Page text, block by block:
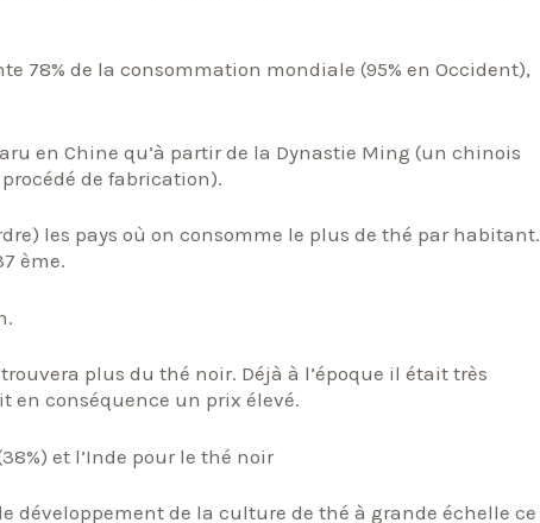
78% de la consommation mondiale (95% en Occident),
en Chine qu’à partir de la Dynastie Ming (un chinois
de fabrication).
les pays où on consomme le plus de thé par habitant.
ème.
plus du thé noir. Déjà à l’époque il était très
en conséquence un prix élevé.
et l’Inde pour le thé noir
développement de la culture de thé à grande échelle ce